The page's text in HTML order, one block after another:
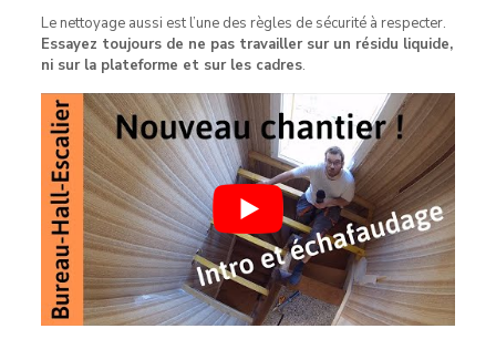
Le nettoyage aussi est l’une des règles de sécurité à respecter.
Essayez toujours de ne pas travailler sur un résidu liquide,
ni sur la plateforme et sur les cadres.